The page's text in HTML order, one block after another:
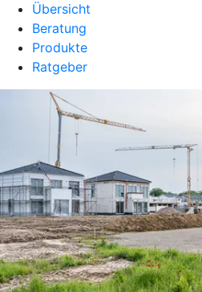
Übersicht
Beratung
Produkte
Ratgeber